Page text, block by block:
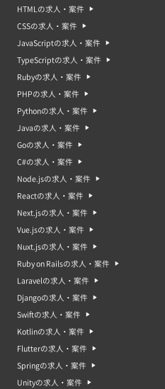
HTMLの求人・案件
CSSの求人・案件
JavaScriptの求人・案件
TypeScriptの求人・案件
Rubyの求人・案件
PHPの求人・案件
Pythonの求人・案件
Javaの求人・案件
Goの求人・案件
C#の求人・案件
Node.jsの求人・案件
Reactの求人・案件
Next.jsの求人・案件
Vue.jsの求人・案件
Nuxt.jsの求人・案件
Ruby on Railsの求人・案件
Laravelの求人・案件
Djangoの求人・案件
Swiftの求人・案件
Kotlinの求人・案件
Flutterの求人・案件
Springの求人・案件
Unityの求人・案件